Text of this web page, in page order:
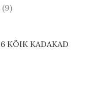
9
KÕIK KADAKAD